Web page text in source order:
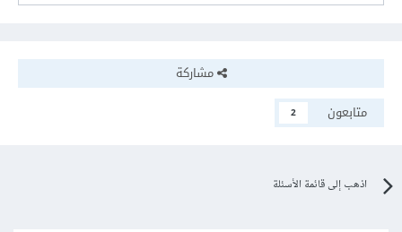
مشاركة
متابعون
2
اذهب إلى قائمة الأسئلة